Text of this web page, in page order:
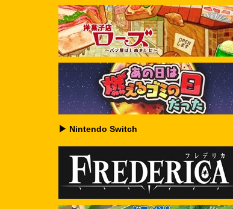
▶ Nintendo Switch